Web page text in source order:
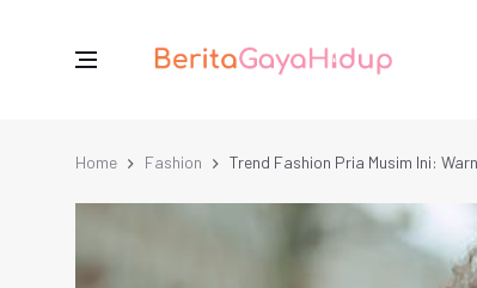
Home Fashion Trend Fashion Pria Musim Ini: